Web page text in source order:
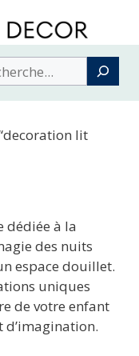
lit
dédiée à la
des nuits
espace douillet.
uniques
de votre enfant
d’imagination.